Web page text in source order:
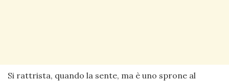
Si rattrista, quando la sente, ma è uno sprone al